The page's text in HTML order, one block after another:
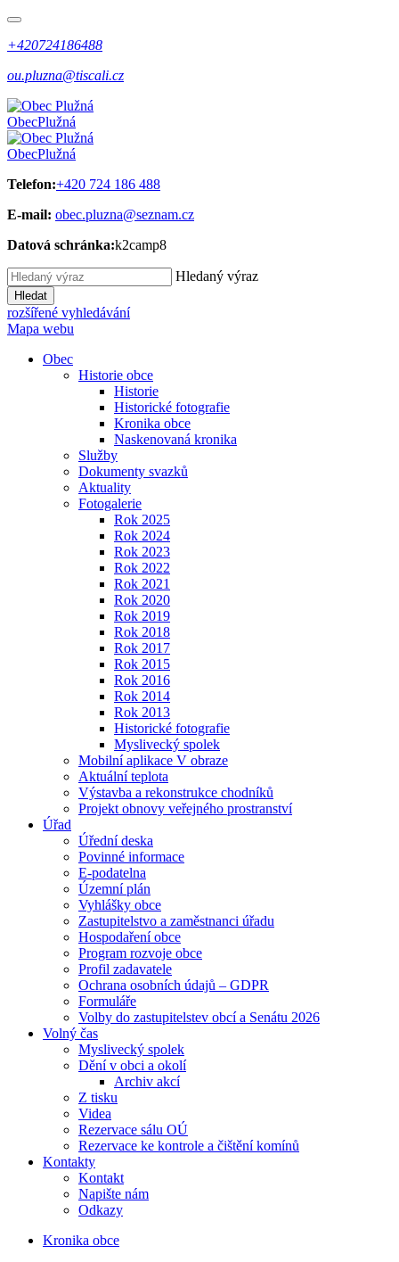
+420724186488
ou.pluzna@tiscali.cz
ObecPlužná
ObecPlužná
Telefon:+420 724 186 488
E-mail: obec.pluzna@seznam.cz
Datová schránka:k2camp8
Hledaný výraz
Hledat
rozšířené vyhledávání
Mapa webu
Obec
Historie obce
Historie
Historické fotografie
Kronika obce
Naskenovaná kronika
Služby
Dokumenty svazků
Aktuality
Fotogalerie
Rok 2025
Rok 2024
Rok 2023
Rok 2022
Rok 2021
Rok 2020
Rok 2019
Rok 2018
Rok 2017
Rok 2015
Rok 2016
Rok 2014
Rok 2013
Historické fotografie
Myslivecký spolek
Mobilní aplikace V obraze
Aktuální teplota
Výstavba a rekonstrukce chodníků
Projekt obnovy veřejného prostranství
Úřad
Úřední deska
Povinné informace
E-podatelna
Územní plán
Vyhlášky obce
Zastupitelstvo a zaměstnanci úřadu
Hospodaření obce
Program rozvoje obce
Profil zadavatele
Ochrana osobních údajů – GDPR
Formuláře
Volby do zastupitelstev obcí a Senátu 2026
Volný čas
Myslivecký spolek
Dění v obci a okolí
Archiv akcí
Z tisku
Videa
Rezervace sálu OÚ
Rezervace ke kontrole a čištění komínů
Kontakty
Kontakt
Napište nám
Odkazy
Kronika obce